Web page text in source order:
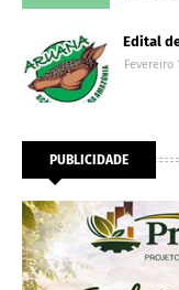
Edital
Fevereiro
PUBLICIDADE